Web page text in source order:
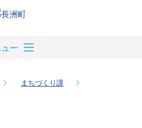
ュー
まちづくり課